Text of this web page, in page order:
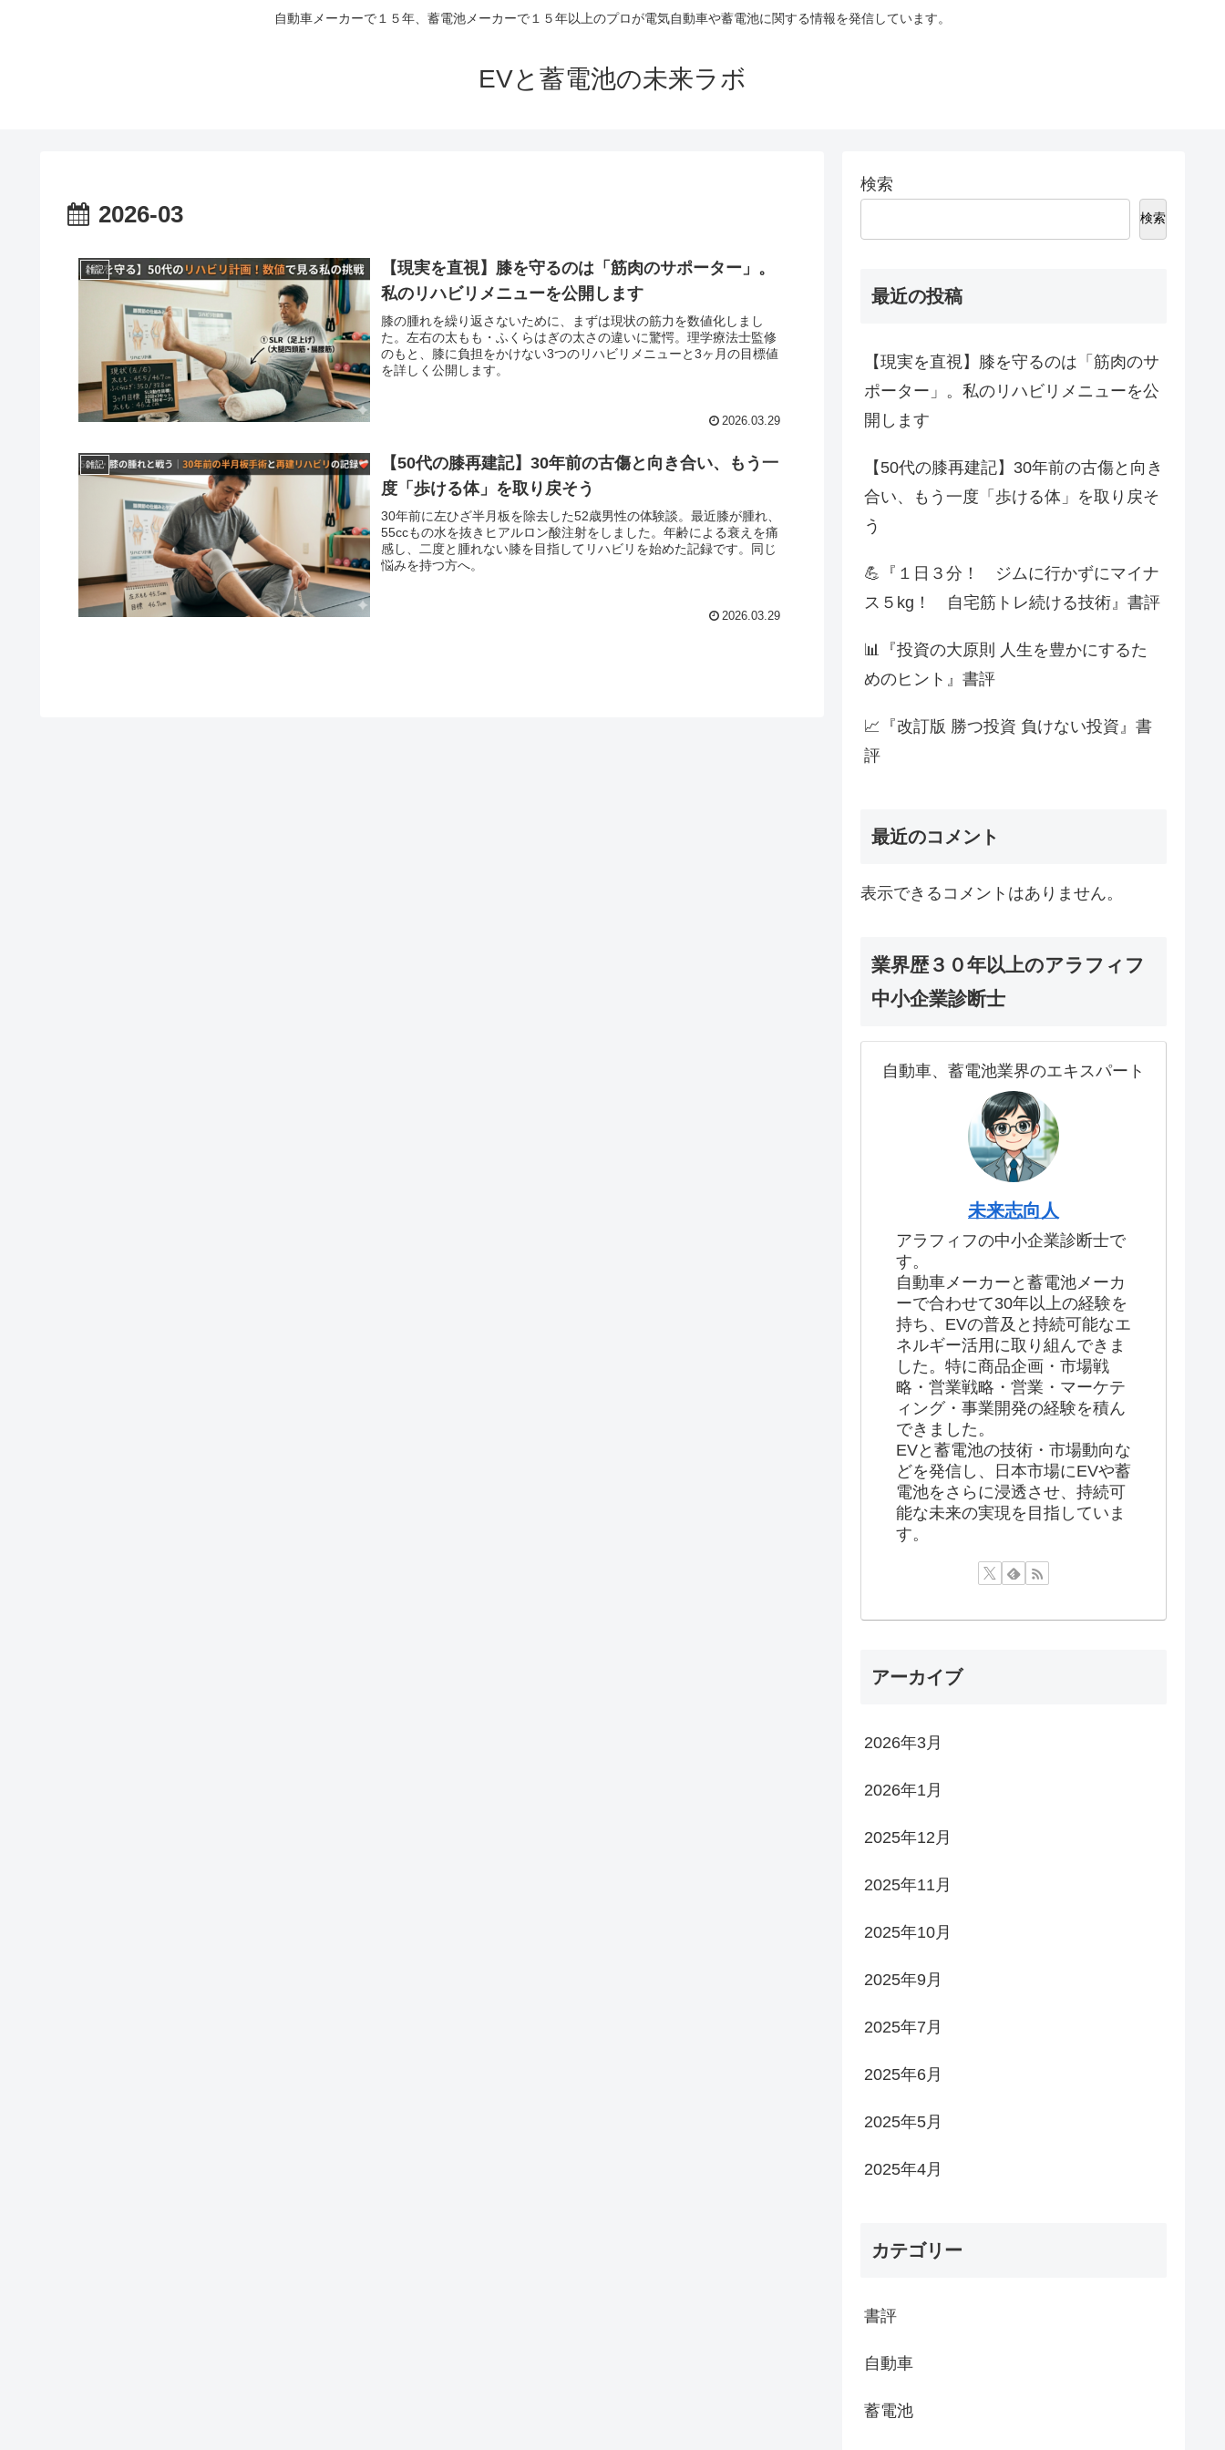
自動車メーカーで１５年、蓄電池メーカーで１５年以上のプロが電気自動車や蓄電池に関する情報を発信しています。
EVと蓄電池の未来ラボ
2026-03
雑記
【現実を直視】膝を守るのは「筋肉のサポーター」。
私のリハビリメニューを公開します
膝の腫れを繰り返さないために、まずは現状の筋力を数値化しまし
た。左右の太もも・ふくらはぎの太さの違いに驚愕。理学療法士監修
のもと、膝に負担をかけない3つのリハビリメニューと3ヶ月の目標値
を詳しく公開します。
2026.03.29
雑記
【50代の膝再建記】30年前の古傷と向き合い、もう一
度「歩ける体」を取り戻そう
30年前に左ひざ半月板を除去した52歳男性の体験談。最近膝が腫れ、
55ccもの水を抜きヒアルロン酸注射をしました。年齢による衰えを痛
感し、二度と腫れない膝を目指してリハビリを始めた記録です。同じ
悩みを持つ方へ。
2026.03.29
検索
検索
最近の投稿
【現実を直視】膝を守るのは「筋肉のサ
ポーター」。私のリハビリメニューを公
開します
【50代の膝再建記】30年前の古傷と向き
合い、もう一度「歩ける体」を取り戻そ
う
💪『１日３分！ ジムに行かずにマイナ
ス５kg！ 自宅筋トレ続ける技術』書評
📊『投資の大原則 人生を豊かにするた
めのヒント』書評
📈『改訂版 勝つ投資 負けない投資』書
評
最近のコメント
表示できるコメントはありません。
業界歴３０年以上のアラフィフ
中小企業診断士
自動車、蓄電池業界のエキスパート
未来志向人
アラフィフの中小企業診断士で
す。
自動車メーカーと蓄電池メーカ
ーで合わせて30年以上の経験を
持ち、EVの普及と持続可能なエ
ネルギー活用に取り組んできま
した。特に商品企画・市場戦
略・営業戦略・営業・マーケテ
ィング・事業開発の経験を積ん
できました。
EVと蓄電池の技術・市場動向な
どを発信し、日本市場にEVや蓄
電池をさらに浸透させ、持続可
能な未来の実現を目指していま
す。
アーカイブ
2026年3月
2026年1月
2025年12月
2025年11月
2025年10月
2025年9月
2025年7月
2025年6月
2025年5月
2025年4月
カテゴリー
書評
自動車
蓄電池